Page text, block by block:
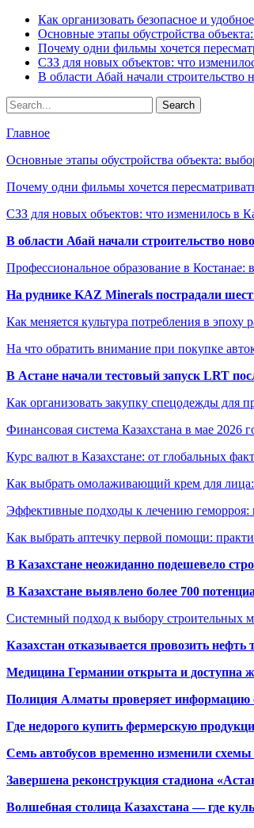
Как организовать безопасное и
Основные этапы обустройства
Почему одни фильмы хочется
СЗЗ для новых объектов: что
В области Абай начали строительство
Главное
Основные этапы обустройства объекта:
Почему одни фильмы хочется
СЗЗ для новых объектов: что изменилось в
В области Абай начали строительство
Профессиональное образование в
На руднике KAZ Minerals пострадали
Как меняется культура потребления в эпоху
На что обратить внимание при покупке
В Астане начали тестовый запуск LRT
Как организовать закупку спецодежды для
Финансовая система Казахстана в мае 2026
Курс валют в Казахстане: от глобальных
Как выбрать омолаживающий крем для
Эффективные подходы к лечению геморроя:
Как выбрать аптечку первой помощи:
В Казахстане неожиданно подешевело
В Казахстане выявлено более 700
Системный подход к выбору строительных
Казахстан отказывается провозить нефть
Медицина Германии открыта и доступна
Полиция Алматы проверяет информацию
Где недорого купить фермерскую
Семь автобусов временно изменили
Завершена реконструкция стадиона
Волшебная столица Казахстана — где